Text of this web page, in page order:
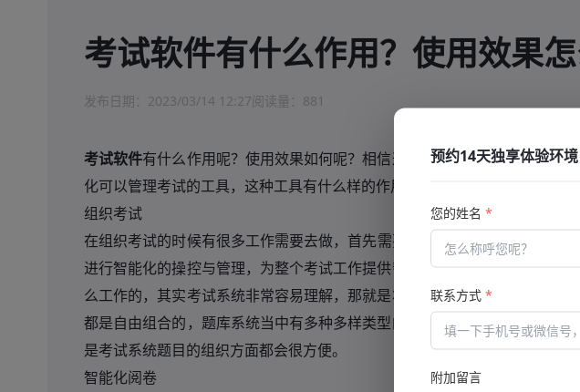
考试软件有什么作用？使用效果怎
发布日期： 2023/03/14 12:27阅读量： 881
考试软件有什么作用呢？使用效果如何呢？相信这是大家比较关注的话题，
化可以管理考试的工具，这种工具有什么样的作用呢？跟着我们一起来了解一
组织考试
在组织考试的时候有很多工作需要去做，首先需要在考试之前进行人员的确定
进行智能化的操控与管理，为整个考试工作提供帮助，目前很多人对于考试
么工作的，其实考试系统非常容易理解，那就是将试题进行组合，拿出一份
都是自由组合的，题库系统当中有多种多样类型的题目，还可以支持自定义
是考试系统题目的组织方面都会很方便。
智能化阅卷
预约14天独享体验环
您的姓名 *
联系方式 *
附加留言